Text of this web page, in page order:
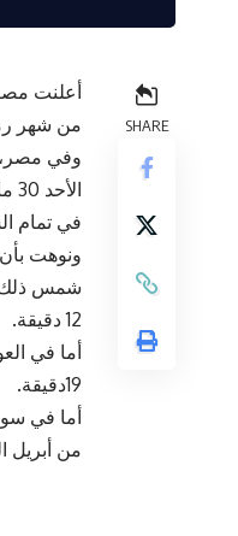
SHARE
من شهر
12 دقيقة.
19دقيقة.
من أبريل